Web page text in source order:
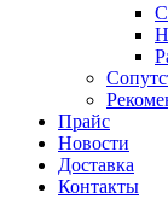
Прайс
Новости
Доставка
Контакты